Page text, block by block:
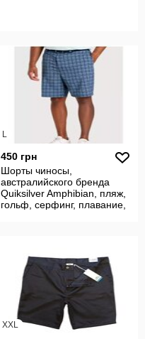
L
450 грн
Шорты чиносы,
австралийского бренда
Quiksilver Amphibian, пляж,
гольф, серфинг, плавание,
XXL